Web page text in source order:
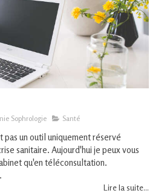
Sophrologie Santé
pas un outil uniquement réservé
sanitaire. Aujourd'hui je peux vous
qu'en téléconsultation.
Lire la suite...